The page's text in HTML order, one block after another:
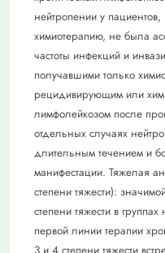
нейтропении у
химиотерапию, не была
частоты инфекций и
получавшими только
рецидивирующим или
лимфолейкозом после
отдельных случаях
длительным течением и
манифестации. Тяжелая
степени тяжести):
степени тяжести в
первой линии терапии
3 и 4 степени тяжести